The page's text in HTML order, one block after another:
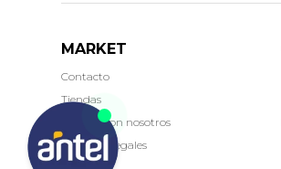
MARKET
Contacto
Tiendas
Trabaja con nosotros
Términos legales